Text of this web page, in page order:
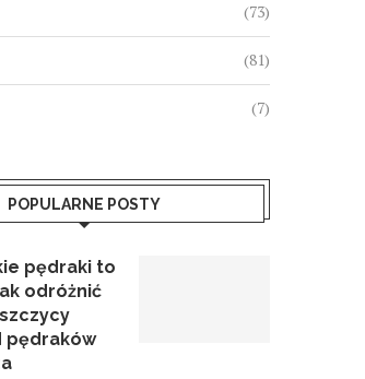
(73)
(81)
(7)
POPULARNE POSTY
pędraki to
odróżnić
pędraków